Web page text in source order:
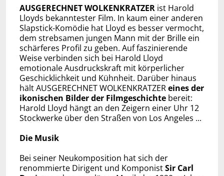
AUSGERECHNET WOLKENKRATZERist Harold
Lloyds bekanntester Film. In kaum einer anderen
Slapstick-Komödie hat Lloyd es besser vermocht,
dem strebsamen jungen Mann mit der Brille ein
schärferes Profil zu geben. Auf faszinierende
Weise verbinden sich bei Harold Lloyd
emotionale Ausdruckskraft mit körperlicher
Geschicklichkeit und Kühnheit. Darüber hinaus
hält AUSGERECHNET WOLKENKRATZEReines der
ikonischen Bilder der Filmgeschichtebereit:
Harold Lloyd hängt an den Zeigern einer Uhr 12
Stockwerke über den Straßen von Los Angeles ...
Die Musik
Bei seiner Neukomposition hat sich der
renommierte Dirigent und KomponistSir Carl